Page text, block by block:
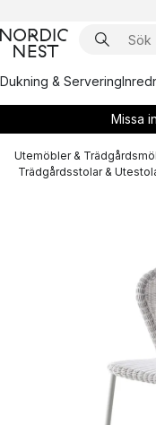
Dukning & Servering
Missa
Utemöbler &
Trädgårdsstolar &